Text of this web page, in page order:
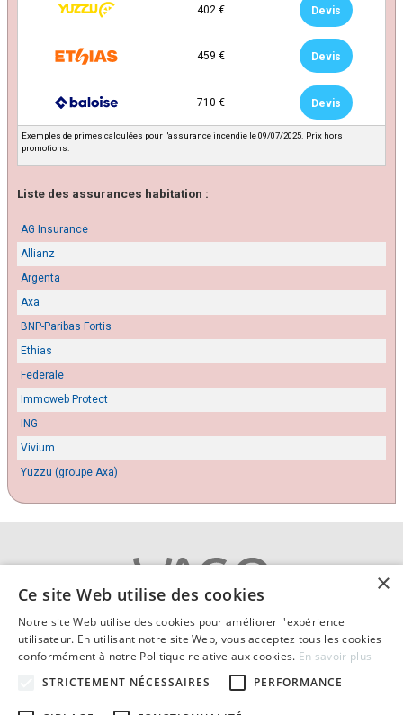
402 € Devis
459 € Devis
710 € Devis
Exemples de primes calculées pour l'assurance incendie le 09/07/2025. Prix hors
promotions.
Liste des assurances habitation :
AG Insurance
Allianz
Argenta
Axa
BNP-Paribas Fortis
Ethias
Federale
Immoweb Protect
ING
Vivium
Yuzzu (groupe Axa)
A propos| Contact |Cookies
Vie privée| Conditions générales|Mentions légales
© 2026 Comparatif-assurance-habitation.be compare
les assurances incendie en Belgique.
Textes et concepts protégés par copyright - Tous droits réservés.
×
Ce site Web utilise des cookies
Notre site Web utilise des cookies pour améliorer l'expérience
utilisateur. En utilisant notre site Web, vous acceptez tous les cookies
conformément à notre Politique relative aux cookies. En savoir plus
STRICTEMENT NÉCESSAIRES
PERFORMANCE